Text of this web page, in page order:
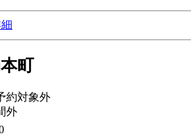
町
約対象外
外